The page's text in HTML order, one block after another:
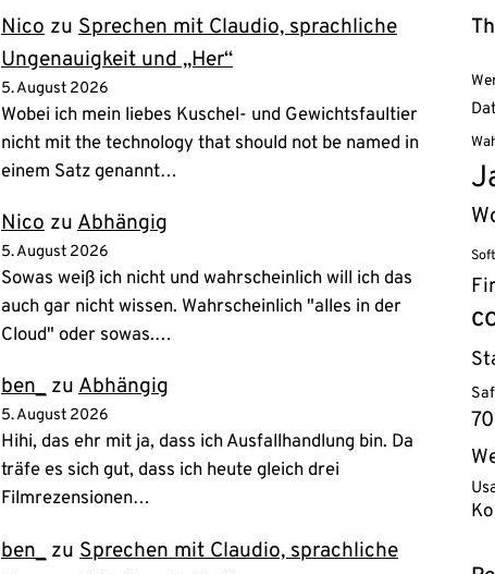
Nico zu Sprechen mit Claudio, sprachliche
Ungenauigkeit und „Her“
5. August 2026
Wobei ich mein liebes Kuschel- und Gewichtsfaultier
nicht mit the technology that should not be named in
einem Satz genannt…
Nico zu Abhängig
5. August 2026
Sowas weiß ich nicht und wahrscheinlich will ich das
auch gar nicht wissen. Wahrscheinlich "alles in der
Cloud" oder sowas.…
ben_zu Abhängig
5. August 2026
Hihi, das ehr mit ja, dass ich Ausfallhandlung bin. Da
träfe es sich gut, dass ich heute gleich drei
Filmrezensionen…
ben_ zu Sprechen mit Claudio, sprachliche